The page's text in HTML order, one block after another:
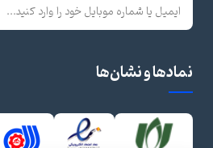
نمادها و نشان‌ها